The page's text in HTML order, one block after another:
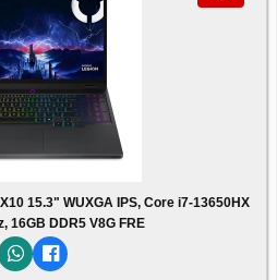
15.3" WUXGA IPS, Core i7-13650HX
16GB DDR5 V8G FRE